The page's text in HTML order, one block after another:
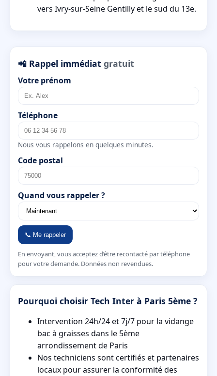
vers Ivry-sur-Seine Gentilly et le sud du 13e.
📲 Rappel immédiat gratuit
Votre prénom
Téléphone
Nous vous rappelons en quelques minutes.
Code postal
Quand vous rappeler ?
📞 Me rappeler
En envoyant, vous acceptez d’être recontacté par téléphone
pour votre demande. Données non revendues.
Pourquoi choisir Tech Inter à Paris 5ème ?
Intervention 24h/24 et 7j/7 pour la vidange
bac à graisses dans le 5ème
arrondissement de Paris
Nos techniciens sont certifiés et partenaires
locaux pour assurer la conformité des